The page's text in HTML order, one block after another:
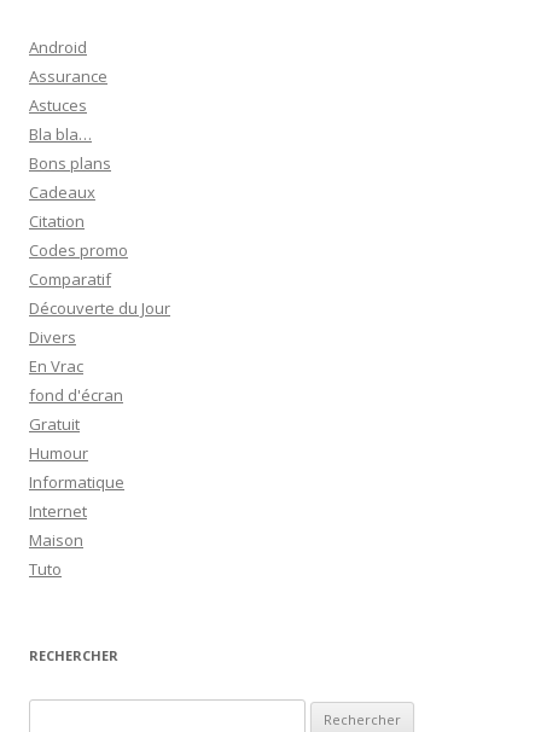
Android
Assurance
Astuces
Bla bla…
Bons plans
Cadeaux
Citation
Codes promo
Comparatif
Découverte du Jour
Divers
En Vrac
fond d'écran
Gratuit
Humour
Informatique
Internet
Maison
Tuto
RECHERCHER